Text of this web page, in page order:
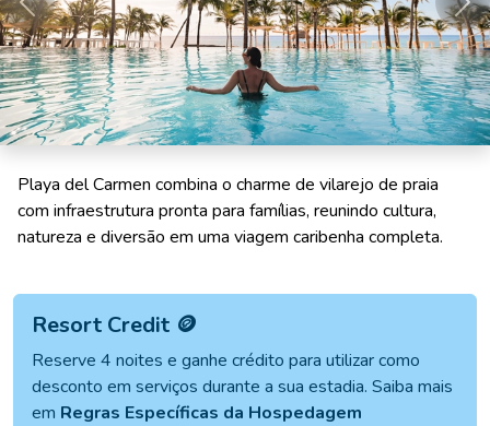
Anterior
Playa del Carmen combina o charme de vilarejo de praia
com infraestrutura pronta para famílias, reunindo cultura,
natureza e diversão em uma viagem caribenha completa.
Resort Credit 🪙
Reserve 4 noites e ganhe crédito para utilizar como
desconto em serviços durante a sua estadia. Saiba mais
em Regras Específicas da Hospedagem